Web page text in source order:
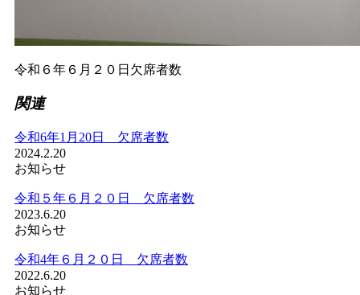
令和６年６月２０日欠席者数
関連
令和6年1月20日 欠席者数
2024.2.20
お知らせ
令和５年６月２０日 欠席者数
2023.6.20
お知らせ
令和4年６月２０日 欠席者数
2022.6.20
お知らせ